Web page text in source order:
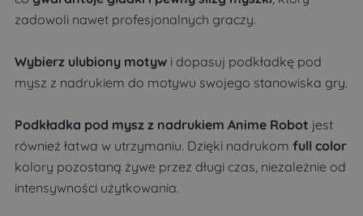
zadowoli nawet profesjonalnych graczy.
Wybierz ulubiony motyw i dopasuj podkładkę pod
mysz z nadrukiem do motywu swojego stanowiska gry.
Podkładka pod mysz z nadrukiem Anime Robot jest
również łatwa w utrzymaniu. Dzięki nadrukom full color
kolory pozostaną żywe przez długi czas, niezależnie od
intensywności użytkowania.